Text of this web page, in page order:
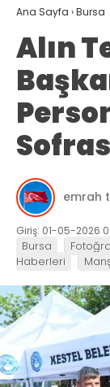
Ana Sayfa ›Bursa
Alın
emrah
Giriş: 01-05-2026
Bursa
Haberleri